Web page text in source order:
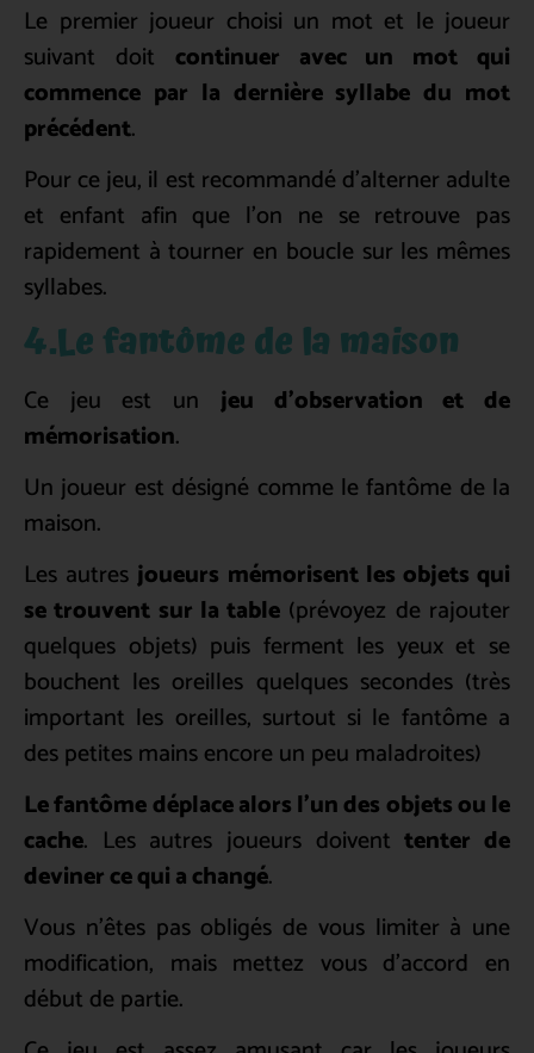
Le premier joueur choisi un mot et le joueur
suivant doit continuer avec un mot qui
commence par la dernière syllabe du mot
précédent.
Pour ce jeu, il est recommandé d’alterner adulte
et enfant afin que l’on ne se retrouve pas
rapidement à tourner en boucle sur les mêmes
syllabes.
4.Le fantôme de la maison
Ce jeu est un jeu d’observation et de
mémorisation.
Un joueur est désigné comme le fantôme de la
maison.
Les autresjoueurs mémorisent les objets qui
se trouvent sur la table (prévoyez de rajouter
quelques objets) puis ferment les yeux et se
bouchent les oreilles quelques secondes (très
important les oreilles, surtout si le fantôme a
des petites mains encore un peu maladroites)
Le fantôme déplace alors l’un des objets ou le
cache. Les autres joueurs doiventtenter de
deviner ce qui a changé.
Vous n’êtes pas obligés de vous limiter à une
modification, mais mettez vous d’accord en
début de partie.